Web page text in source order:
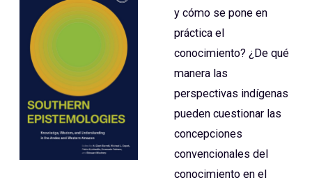
y cómo se pone en
práctica el
conocimiento? ¿De qué
manera las
perspectivas indígenas
pueden cuestionar las
concepciones
convencionales del
conocimiento en el